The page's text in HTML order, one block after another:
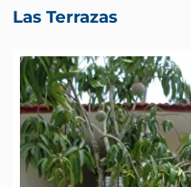
Las Terrazas